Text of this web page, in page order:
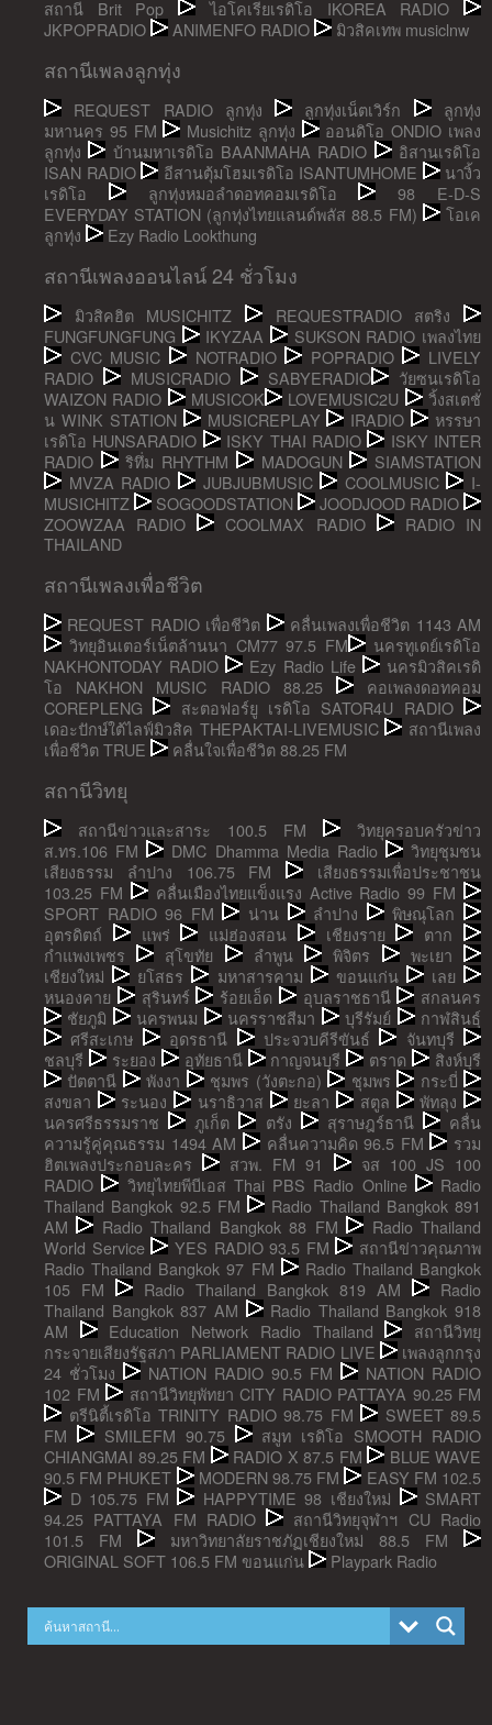
สถานี Brit Pop
ไอโคเรียเรดิโอ IKOREA RADIO
JKPOPRADIO
ANIMENFO RADIO มิวสิคเทพ musiclnw
สถานีเพลงลูกทุ่ง
REQUEST RADIO ลูกทุ่ง ลูกทุ่งเน็ตเวิร์ก
ลูกทุ่ง
มหานคร 95 FM
Musichitz ลูกทุ่ง
ออนดิโอ ONDIO เพลง
ลูกทุ่ง
บ้านมหาเรดิโอ BAANMAHA RADIO
อิสานเรดิโอ
ISAN RADIO
อีสานตุ้มโฮมเรดิโอ ISANTUMHOME
นางิ้ว
เรดิโอ
ลูกทุ่งหมอลำดอทคอมเรดิโอ
98 E-D-S
EVERYDAY STATION (ลูกทุ่งไทยแลนด์พลัส 88.5 FM)
โอเค
ลูกทุ่ง
Ezy Radio Lookthung
สถานีเพลงออนไลน์ 24 ชั่วโมง
มิวสิคฮิต MUSICHITZ
REQUESTRADIO สตริง
FUNGFUNGFUNG
IKYZAA
SUKSON RADIO เพลงไทย
CVC MUSIC
NOTRADIO POPRADIO
LIVELY
RADIO
MUSICRADIO SABYERADIO
วัยซนเรดิโอ
WAIZON RADIO
MUSICOK LOVEMUSIC2U
วิ้งสเตชั่
น WINK STATION
MUSICREPLAY IRADIO
หรรษา
เรดิโอ HUNSARADIO
ISKY THAI RADIO
ISKY INTER
RADIO
ริทึ่ม RHYTHM MADOGUN
SIAMSTATION
MVZA RADIO
JUBJUBMUSIC COOLMUSIC
I-
MUSICHITZ
SOGOODSTATION
JOODJOOD RADIO
ZOOWZAA RADIO
COOLMAX RADIO
RADIO IN
THAILAND
สถานีเพลงเพื่อชีวิต
REQUEST RADIO เพื่อชีวิต
คลื่นเพลงเพื่อชีวิต 1143 AM
วิทยุอินเตอร์เน็ตล้านนา CM77 97.5 FM
นครทูเดย์เรดิโอ
NAKHONTODAY RADIO
Ezy Radio Life
นครมิวสิคเรดิ
โอ NAKHON MUSIC RADIO 88.25
คอเพลงดอทคอม
COREPLENG
สะตอฟอร์ยู เรดิโอ SATOR4U RADIO
เดอะปักษ์ใต้ไลฟ์มิวสิค THEPAKTAI-LIVEMUSIC
สถานีเพลง
เพื่อชีวิต TRUE
คลื่นใจเพื่อชีวิต 88.25 FM
สถานีวิทยุ
สถานีข่าวและสาระ 100.5 FM
วิทยุครอบครัวข่าว
ส.ทร.106 FM
DMC Dhamma Media Radio
วิทยุชุมชน
เสียงธรรม ลำปาง 106.75 FM
เสียงธรรมเพื่อประชาชน
103.25 FM
คลื่นเมืองไทยแข็งแรง Active Radio 99 FM
SPORT RADIO 96 FM
น่าน ลำปาง
พิษณุโลก
อุตรดิตถ์
แพร่ แม่ฮ่องสอน เชียงราย
ตาก
กำแพงเพชร
สุโขทัย ลำพูน พิจิตร
พะเยา
เชียงใหม่
ยโสธร มหาสารคาม ขอนแก่น
เลย
หนองคาย
สุรินทร์ ร้อยเอ็ด อุบลราชธานี
สกลนคร
ชัยภูมิ
นครพนม นครราชสีมา บุรีรัมย์
กาฬสินธุ์
ศรีสะเกษ
อุดรธานี ประจวบคีรีขันธ์
จันทบุรี
ชลบุรี
ระยอง อุทัยธานี กาญจนบุรี ตราด
สิงห์บุรี
ปัตตานี
พังงา ชุมพร (วังตะกอ) ชุมพร
กระบี่
สงขลา
ระนอง นราธิวาส ยะลา สตูล
พัทลุง
นครศรีธรรมราช
ภูเก็ต ตรัง สุราษฎร์ธานี
คลื่น
ความรู้คู่คุณธรรม 1494 AM
คลื่นความคิด 96.5 FM
รวม
ฮิตเพลงประกอบละคร
สวพ. FM 91
จส 100 JS 100
RADIO
วิทยุไทยพีบีเอส Thai PBS Radio Online
Radio
Thailand Bangkok 92.5 FM
Radio Thailand Bangkok 891
AM
Radio Thailand Bangkok 88 FM
Radio Thailand
World Service
YES RADIO 93.5 FM
สถานีข่าวคุณภาพ
Radio Thailand Bangkok 97 FM
Radio Thailand Bangkok
105 FM
Radio Thailand Bangkok 819 AM
Radio
Thailand Bangkok 837 AM
Radio Thailand Bangkok 918
AM
Education Network Radio Thailand
สถานีวิทยุ
กระจายเสียงรัฐสภา PARLIAMENT RADIO LIVE
เพลงลูกกรุง
24 ชั่วโมง
NATION RADIO 90.5 FM
NATION RADIO
102 FM
สถานีวิทยุพัทยา CITY RADIO PATTAYA 90.25 FM
ตรีนิตี้เรดิโอ TRINITY RADIO 98.75 FM
SWEET 89.5
FM
SMILEFM 90.75
สมูท เรดิโอ SMOOTH RADIO
CHIANGMAI 89.25 FM
RADIO X 87.5 FM
BLUE WAVE
90.5 FM PHUKET
MODERN 98.75 FM
EASY FM 102.5
D 105.75 FM
HAPPYTIME 98 เชียงใหม่
SMART
94.25 PATTAYA FM RADIO
สถานีวิทยุจุฬาฯ CU Radio
101.5 FM
มหาวิทยาลัยราชภัฏเชียงใหม่ 88.5 FM
ORIGINAL SOFT 106.5 FM ขอนแก่น
Playpark Radio